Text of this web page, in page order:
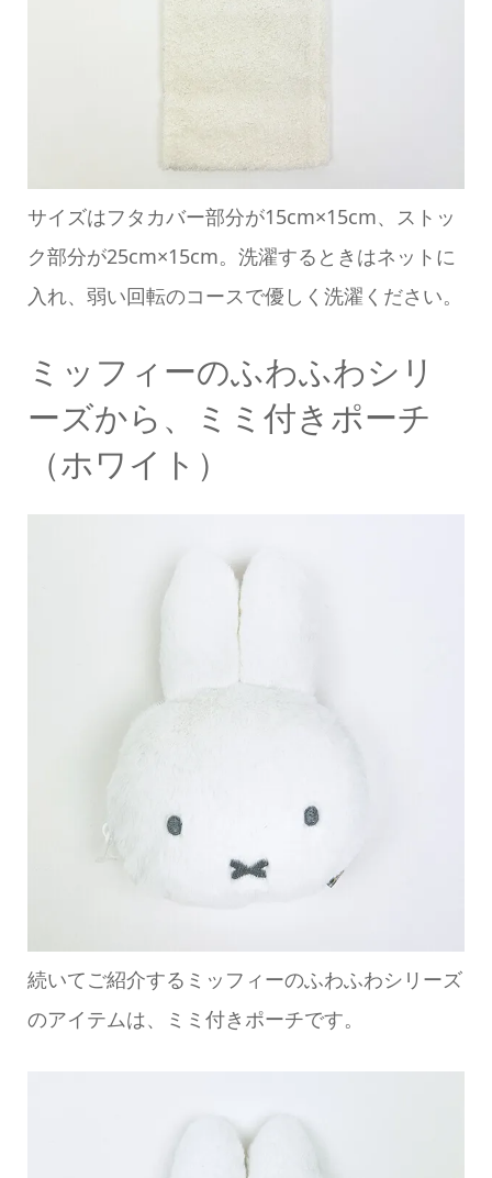
サイズはフタカバー部分が15cm×15cm、ストッ
ク部分が25cm×15cm。洗濯するときはネットに
入れ、弱い回転のコースで優しく洗濯ください。
ミッフィーのふわふわシリ
ーズから、ミミ付きポーチ
（ホワイト）
続いてご紹介するミッフィーのふわふわシリーズ
のアイテムは、ミミ付きポーチです。